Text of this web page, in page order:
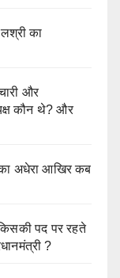
का
और
कौन थे? और
अधेरा आखिर कब
पद पर रहते
?